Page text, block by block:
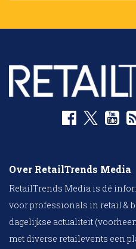
Over RetailTrends Media
RetailTrends Media is dé
voor professionals in retail &
dagelijkse actualiteit
met diverse retailevents een